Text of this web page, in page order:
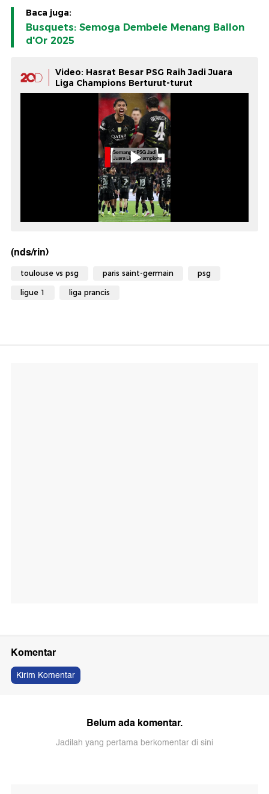
Baca juga:
Busquets: Semoga Dembele Menang Ballon
d'Or 2025
Video: Hasrat Besar PSG Raih Jadi Juara
Liga Champions Berturut-turut
(nds/rin)
toulouse vs psg paris saint-germain psg
ligue 1 liga prancis
Komentar
Kirim Komentar
Belum ada komentar.
Jadilah yang pertama berkomentar di sini